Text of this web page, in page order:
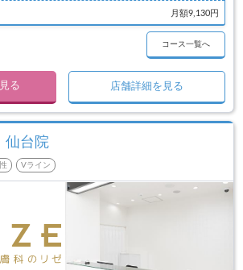
月額9,130円
コース一覧へ
る 店舗詳細を見る
仙台院
Vライン